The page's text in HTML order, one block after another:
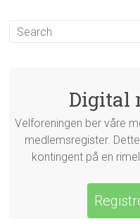
Digital
Velforeningen ber våre
medlemsregister.
kontingent på en